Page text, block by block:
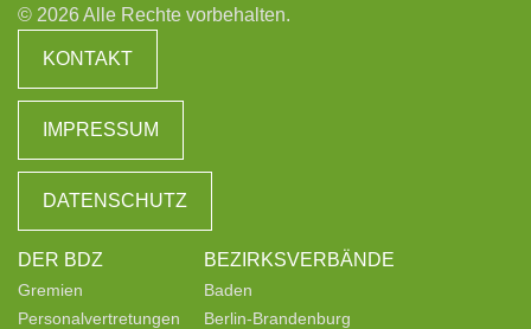
© 2026 Alle Rechte vorbehalten.
KONTAKT
IMPRESSUM
DATENSCHUTZ
DER BDZ
Gremien
Personalvertretungen
BEZIRKSVERBÄNDE
Baden
Berlin-Brandenburg